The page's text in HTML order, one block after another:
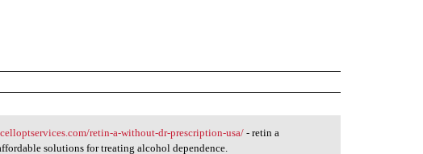
retin-a-without-dr-prescription-usa/ - retin a
solutions for treating alcohol dependence.